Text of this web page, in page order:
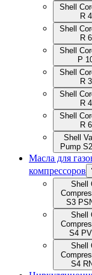
Shell
R
Shell
R
Shell
P
Shell
R
Shell
R
Shell
R
Shell
Pump
Масла для
компрессоров
Shell
S3
Shell
S4
Shell
S4